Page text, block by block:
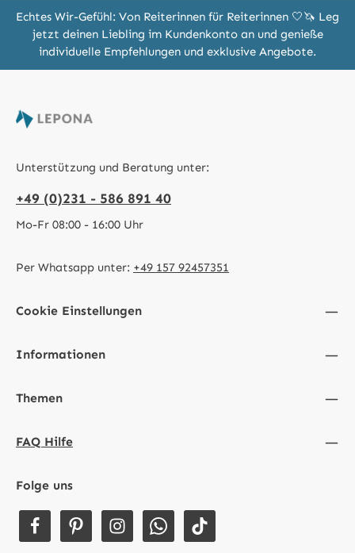
Echtes Wir-Gefühl: Von Reiterinnen für Reiterinnen 🤍🦄 Leg
jetzt deinen Liebling im Kundenkonto an und genieße
individuelle Empfehlungen und exklusive Angebote.
Unterstützung und Beratung unter:
+49 (0)231 - 586 891 40
Mo-Fr 08:00 - 16:00 Uhr
Per Whatsapp unter: +49 157 92457351
Cookie Einstellungen
Informationen
Themen
FAQ Hilfe
Folge uns